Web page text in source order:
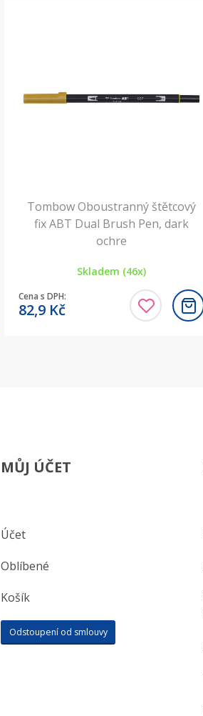
Tombow Oboustranný štětcový
fix ABT Dual Brush Pen, dark
ochre
Skladem (46x)
Cena s DPH:
82,9 Kč
MŮJ ÚČET
Účet
Oblíbené
Košík
Odstoupení od smlouvy